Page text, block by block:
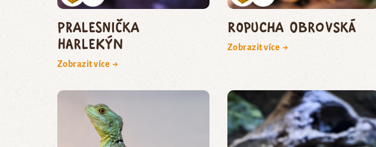
pralesnička
harlekýn
Zobrazit více →
ropucha obrovská
Zobrazit více →